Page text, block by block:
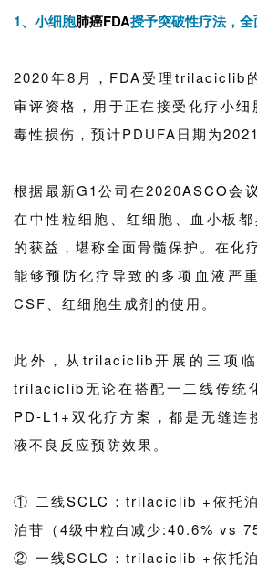
1、小细胞肺癌FDA授予突破性疗法，全
2020年8月，FDA受理trilaciclib
审评资格，用于正在接受化疗小细
毒性损伤，预计PDUFA日期为
根据最新G1公司在2020ASCO会议
在中性粒细胞、红细胞、血小板
的获益，堪称全面骨髓保护。在化
能够预防化疗导致的多项血液严
CSF、红细胞生成剂的使用。
此外，从trilaciclib开展的三项
trilaciclib无论在搭配一二线传统
PD-L1 +双化疗方案，都是无缝连
液不良反应预防效果。
① 二线SCLC ：trilaciclib +依托
泊苷（4级中粒白减少:40.6% vs
② 一线SCLC：trilaciclib +依托